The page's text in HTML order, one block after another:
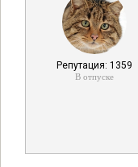
Репутация: 1359
В отпуске